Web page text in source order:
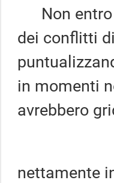
Non entro
dei conflitti
in momenti
avrebbero
nettamente